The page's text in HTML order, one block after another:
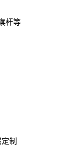
杆等
制